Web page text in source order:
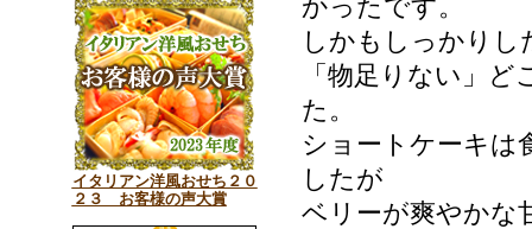
イタリアン洋風おせち２０
２３ お客様の声大賞
かったです。
しかもしっかり
「物足りない」
た。
ショートケーキは
したが
ベリーが爽やかな